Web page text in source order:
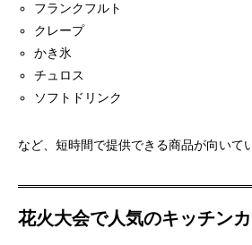
フランクフルト
クレープ
かき氷
チュロス
ソフトドリンク
など、短時間で提供できる商品が向いて
花火大会で人気のキッチン